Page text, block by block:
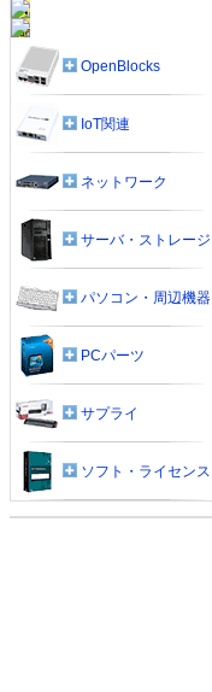
OpenBlocks
IoT関連
ネットワーク
サーバ・ストレージ
パソコン・周辺機器
PCパーツ
サプライ
ソフト・ライセンス